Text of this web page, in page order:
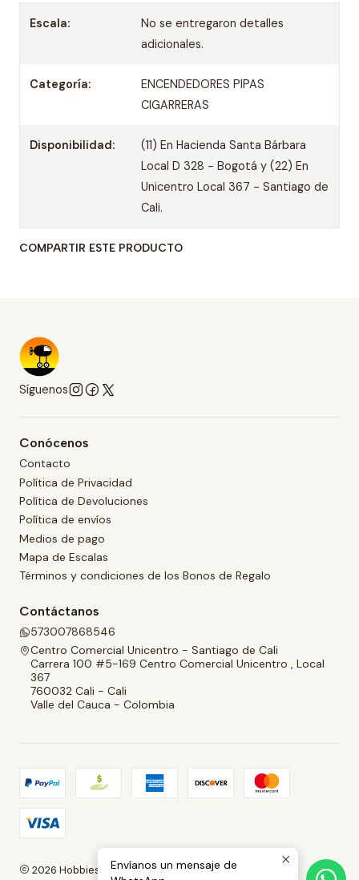
Escala:
No se entregaron detalles
adicionales.
Categoría:
ENCENDEDORES PIPAS
CIGARRERAS
Disponibilidad:
(11) En Hacienda Santa Bárbara
Local D 328 - Bogotá y (22) En
Unicentro Local 367 - Santiago de
Cali.
COMPARTIR ESTE PRODUCTO
Síguenos
Conócenos
Contacto
Política de Privacidad
Política de Devoluciones
Política de envíos
Medios de pago
Mapa de Escalas
Términos y condiciones de los Bonos de Regalo
Contáctanos
573007868546
Centro Comercial Unicentro - Santiago de Cali
Carrera 100 #5-169 Centro Comercial Unicentro , Local
367
760032 Cali - Cali
Valle del Cauca - Colombia
2026 Hobbies and Collectibles.
Envíanos un mensaje de